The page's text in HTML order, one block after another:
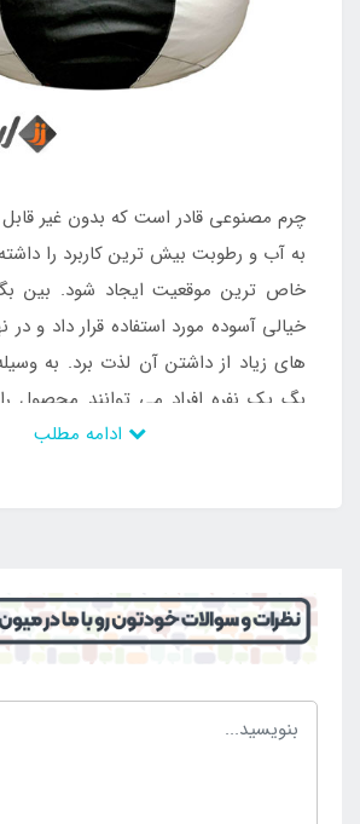
چرم مصنوعی قادر است که بدون غیر
به آب و رطوبت بیش ترین کاربرد را
خاص ترین موقعیت ایجاد شود. بین
خیالی آسوده مورد استفاده قرار داد و
های زیاد از داشتن آن لذت برد. به
بگ یک نفره افراد می توانند محصول
استفاده در فضای باز نیز مد نظر داشته